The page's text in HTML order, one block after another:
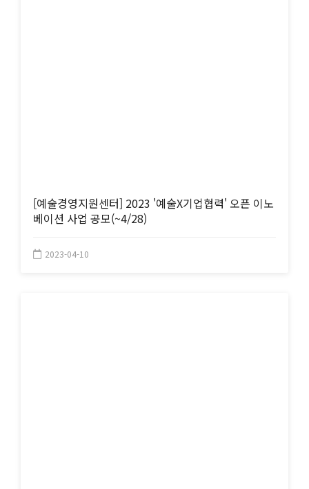
[예술경영지원센터] 2023 '예술X기업협력' 오픈 이노
베이션 사업 공모(~4/28)
2023-04-10